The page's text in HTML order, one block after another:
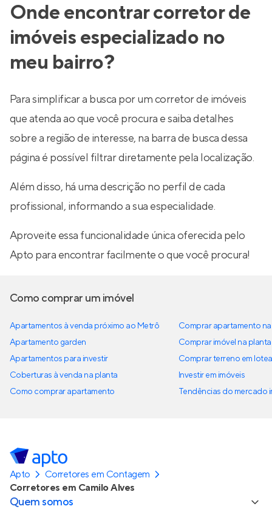
Onde encontrar corretor de
imóveis especializado no
meu bairro?
Para simplificar a busca por um corretor de imóveis
que atenda ao que você procura e saiba detalhes
sobre a região de interesse, na barra de busca dessa
página é possível filtrar diretamente pela localização.
Além disso, há uma descrição no perfil de cada
profissional, informando a sua especialidade.
Aproveite essa funcionalidade única oferecida pelo
Apto para encontrar facilmente o que você procura!
Como comprar um imóvel
Apartamentos à venda próximo ao Metrô
Apartamento garden
Apartamentos para investir
Coberturas à venda na planta
Como comprar apartamento
Comprar apartamento
Comprar imóvel na planta
Comprar terreno em
Investir em imóveis
Tendências do mercado
Apto
Corretores em Contagem
Corretores em Camilo Alves
Quem somos